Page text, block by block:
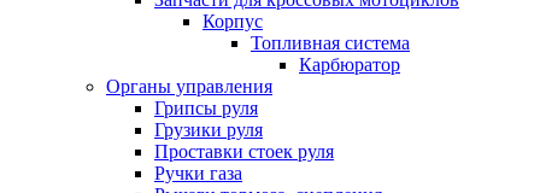
Корпус
Топливная система
Карбюратор
Органы управления
Грипсы руля
Грузики руля
Проставки стоек руля
Ручки газа